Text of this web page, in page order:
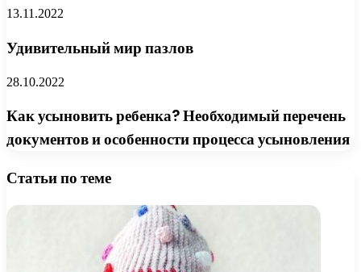
13.11.2022
Удивительный мир пазлов
28.10.2022
Как усыновить ребенка? Необходимый перечень
документов и особенности процесса усыновления
Статьи по теме